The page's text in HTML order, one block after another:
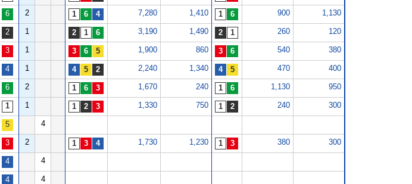
2 7,280 1,410 900 1,130
1 3,190 1,490 260 120
1 1,900 860 540 380
1 2,240 1,340 470 400
2 1,670 240 1,130 950
1 1,330 750 240 300
4
2 1,730 1,230 380 300
4
4